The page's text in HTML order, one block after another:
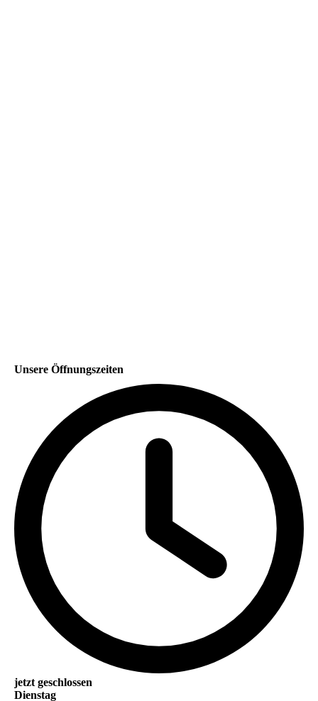
Unsere Öffnungszeiten
jetzt geschlossen
Dienstag